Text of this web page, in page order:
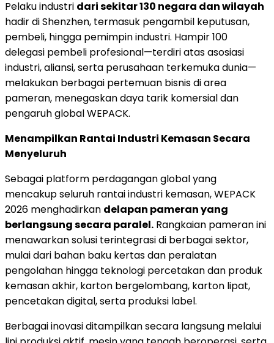
Pelaku industri dari sekitar 130 negara dan wilayah
hadir di Shenzhen, termasuk pengambil keputusan,
pembeli, hingga pemimpin industri. Hampir 100
delegasi pembeli profesional—terdiri atas asosiasi
industri, aliansi, serta perusahaan terkemuka dunia—
melakukan berbagai pertemuan bisnis di area
pameran, menegaskan daya tarik komersial dan
pengaruh global WEPACK.
Menampilkan Rantai Industri Kemasan Secara
Menyeluruh
Sebagai platform perdagangan global yang
mencakup seluruh rantai industri kemasan, WEPACK
2026 menghadirkan delapan pameran yang
berlangsung secara paralel. Rangkaian pameran ini
menawarkan solusi terintegrasi di berbagai sektor,
mulai dari bahan baku kertas dan peralatan
pengolahan hingga teknologi percetakan dan produk
kemasan akhir, karton bergelombang, karton lipat,
pencetakan digital, serta produksi label.
Berbagai inovasi ditampilkan secara langsung melalui